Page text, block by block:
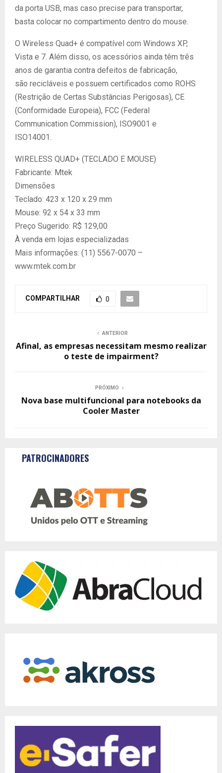
da porta USB, mas caso precise para transportar,
basta colocar no compartimento dentro do mouse.
O Wireless Quad+ é compatível com Windows XP,
Vista e 7. Além disso, os acessórios ainda têm três
anos de garantia contra defeitos de fabricação,
são recicláveis e possuem certificados como ROHS
(Restrição de Certas Substâncias Perigosas), CE
(Conformidade Europeia), FCC (Federal
Communication Commission), ISO9001 e
ISO14001.
WIRELESS QUAD+ (TECLADO E MOUSE)
Fabricante: Mtek
Dimensões
Teclado: 423 x 120 x 29 mm
Mouse: 92 x 54 x 33 mm
Preço Sugerido: R$ 129,00
À venda em lojas especializadas
Mais informações: (11) 5567-0070 –
www.mtek.com.br
COMPARTILHAR 0
ANTERIOR
Afinal, as empresas necessitam mesmo realizar
o teste de impairment?
PRÓXIMO
Nova base multifuncional para notebooks da
Cooler Master
PATROCINADORES